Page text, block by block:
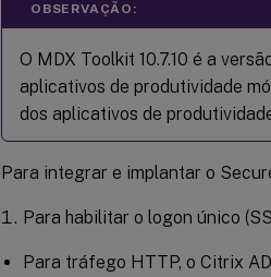
OBSERVAÇÃO:
O MDX Toolkit 10.7.10 é a
aplicativos de produtividade
dos aplicativos de
Para integrar e implantar o
Para habilitar o logon único
Para tráfego HTTP, o Citrix